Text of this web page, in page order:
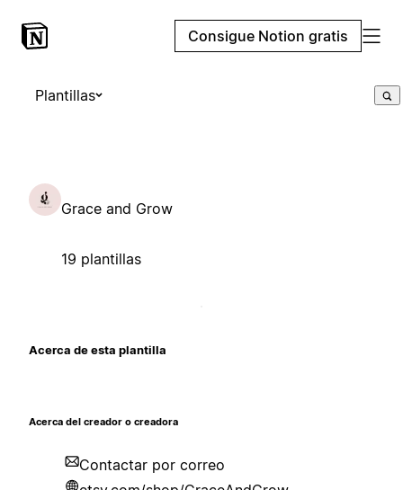
Consigue Notion gratis
Plantillas
Grace and Grow
19 plantillas
Acerca de esta plantilla
Acerca del creador o creadora
Contactar por correo